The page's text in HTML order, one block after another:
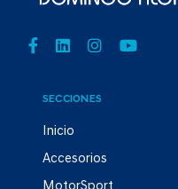
SECCIONES
Inicio
Accesorios